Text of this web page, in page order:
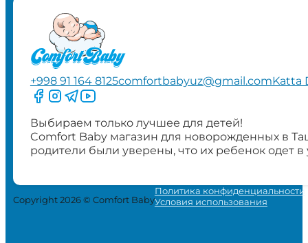
+998 91 164 8125comfortbabyuz@gmail.comKatta
Следите за нами на Facebook
Следите за нами в Instagram
Следите за нами в Telegram
Следите за нами в YouTube
Выбираем только лучшее для детей!
Comfort Baby магазин для новорожденных в
родители были уверены, что их ребенок одет
Copyright 2026 © Comfort Baby
Политика конфиденциальности
Условия использования